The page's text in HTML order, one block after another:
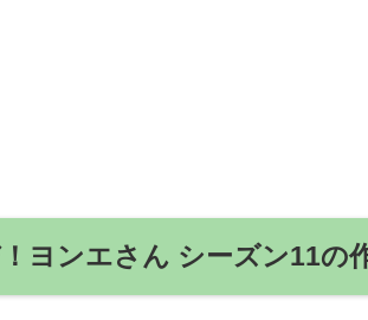
ヨンエさん シーズン11の